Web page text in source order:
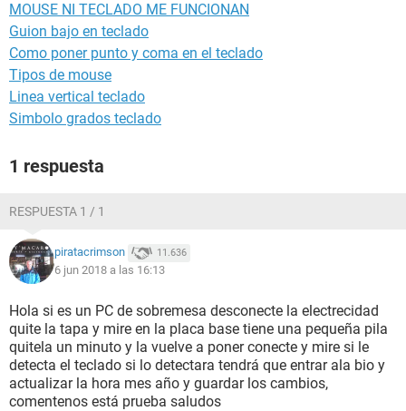
MOUSE NI TECLADO ME FUNCIONAN
Guion bajo en teclado
Como poner punto y coma en el teclado
Tipos de mouse
Linea vertical teclado
Simbolo grados teclado
1 respuesta
RESPUESTA 1 / 1
piratacrimson 11.636
6 jun 2018 a las 16:13
Hola si es un PC de sobremesa desconecte la electrecidad
quite la tapa y mire en la placa base tiene una pequeña pila
quitela un minuto y la vuelve a poner conecte y mire si le
detecta el teclado si lo detectara tendrá que entrar ala bio y
actualizar la hora mes año y guardar los cambios,
comentenos está prueba saludos